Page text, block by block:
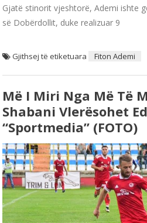
Gjatë stinorit vjeshtorë, Ademi ishte
së Dobërdollit, duke realizuar 9
Gjithsej të etiketuara Fiton Ademi
Më I Miri Nga Më Të
Shabani Vlerësohet
“Sportmedia” (FOTO)